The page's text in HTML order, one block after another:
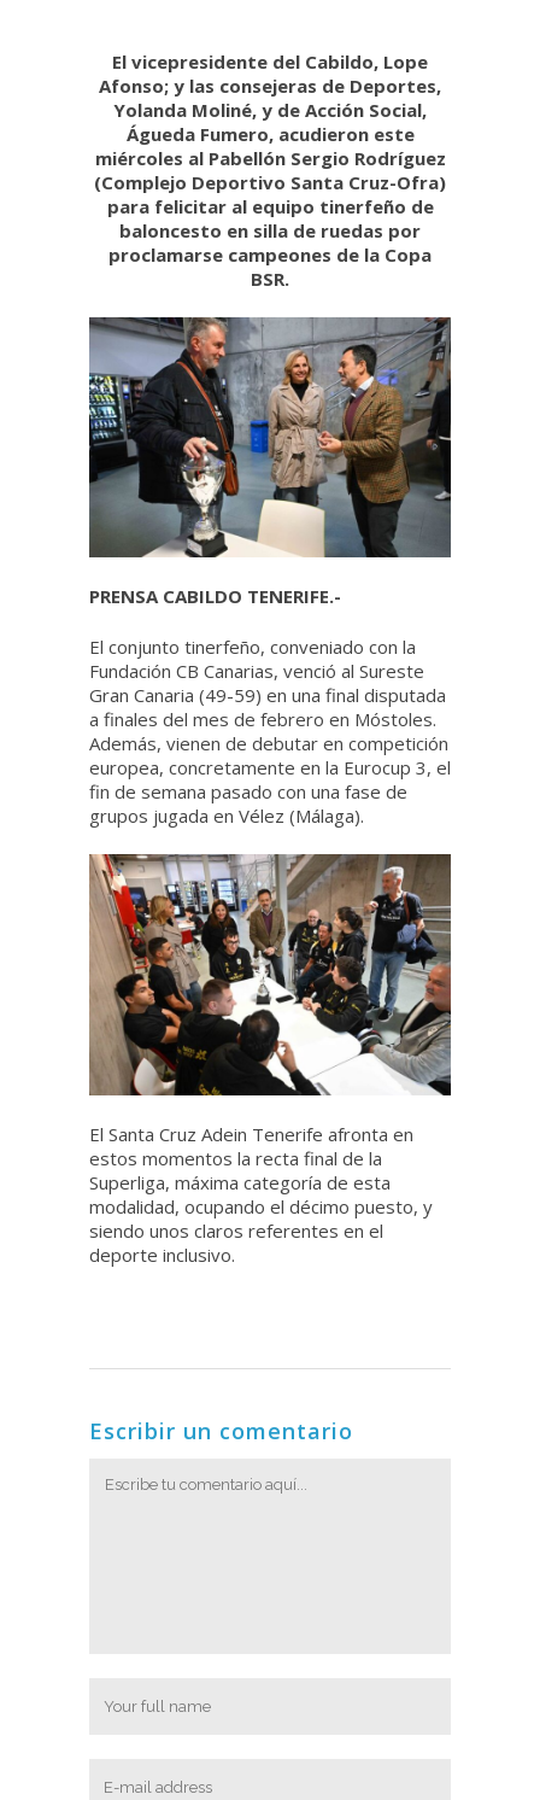
El vicepresidente del Cabildo, Lope
Afonso; y las consejeras de Deportes,
Yolanda Moliné, y de Acción Social,
Águeda Fumero, acudieron este
miércoles al Pabellón Sergio Rodríguez
(Complejo Deportivo Santa Cruz-Ofra)
para felicitar al equipo tinerfeño de
baloncesto en silla de ruedas por
proclamarse campeones de la Copa
BSR.
PRENSA CABILDO TENERIFE.-
El conjunto tinerfeño, conveniado con la
Fundación CB Canarias, venció al Sureste
Gran Canaria (49-59) en una final disputada
a finales del mes de febrero en Móstoles.
Además, vienen de debutar en competición
europea, concretamente en la Eurocup 3, el
fin de semana pasado con una fase de
grupos jugada en Vélez (Málaga).
El Santa Cruz Adein Tenerife afronta en
estos momentos la recta final de la
Superliga, máxima categoría de esta
modalidad, ocupando el décimo puesto, y
siendo unos claros referentes en el
deporte inclusivo.
Escribir un comentario